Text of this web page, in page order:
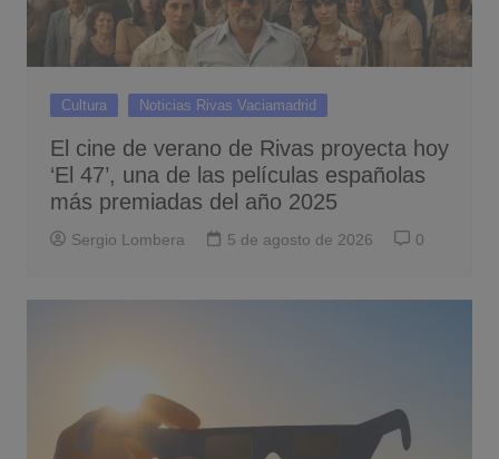
Cultura Noticias Rivas Vaciamadrid
El cine de verano de Rivas proyecta hoy
‘El 47’, una de las películas españolas
más premiadas del año 2025
Sergio Lombera 5 de agosto de 2026 0